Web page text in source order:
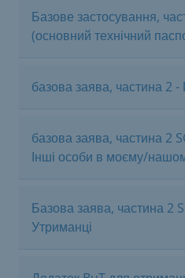
Базове застосування,
(основний технічний
базова заява, частина 2 -
базова заява, частина 2
Інші особи в моєму/
Базова заява, частина 2
Утриманці